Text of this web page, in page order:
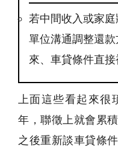
若中間收入或家
單位溝通調整還
來、車貸條件直接
上面這些看起來
年，聯徵上就會累
之後重新談車貸條